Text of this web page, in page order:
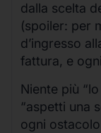
dalla scelta
(spoiler: per
d’ingresso
fattura, e
Niente più
“aspetti una
ogni